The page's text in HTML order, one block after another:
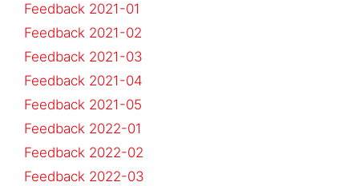
Feedback 2021-01
Feedback 2021-02
Feedback 2021-03
Feedback 2021-04
Feedback 2021-05
Feedback 2022-01
Feedback 2022-02
Feedback 2022-03